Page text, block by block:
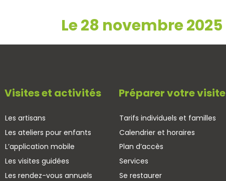
Le 28 novembre 2025
Visites et activités
Les artisans
Les ateliers pour enfants
L’application mobile
Les visites guidées
Les rendez-vous annuels
Préparer votre visite
Tarifs individuels et familles
Calendrier et horaires
Plan d’accès
Services
Se restaurer